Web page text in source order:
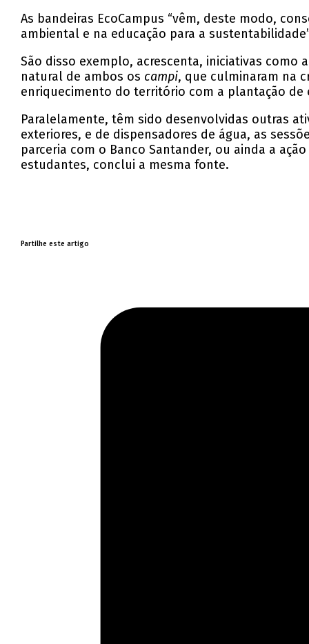
As bandeiras EcoCampus “vêm, deste modo,
ambiental e na educação para a
São disso exemplo, acrescenta, iniciativas como
natural de ambos os campi, que culminaram na
enriquecimento do território com a plantação de
Paralelamente, têm sido desenvolvidas outras
exteriores, e de dispensadores de água, as
parceria com o Banco Santander, ou ainda a
estudantes, conclui a mesma fonte.
Partilhe este artigo